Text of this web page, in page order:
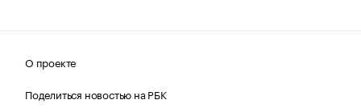
О проекте
Поделиться новостью на РБК